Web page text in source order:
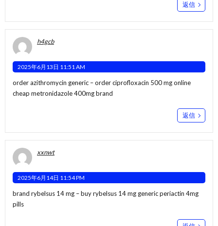
返信
h4gcb
2025年6月13日 11:51 AM
order azithromycin generic –order ciprofloxacin 500 mg online
cheap metronidazole 400mg brand
返信
xxnwt
2025年6月14日 11:54 PM
brand rybelsus 14 mg –buy rybelsus 14 mg genericperiactin 4mg
pills